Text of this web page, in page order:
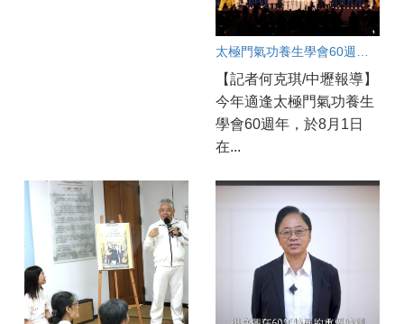
【記者何克琪/中壢報導】
今年適逢太極門氣功養生
學會60週年，於8月1日
在...